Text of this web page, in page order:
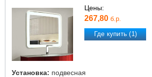
Цены:
267,80 б.р.
Где купить (1)
Установка: подвесная